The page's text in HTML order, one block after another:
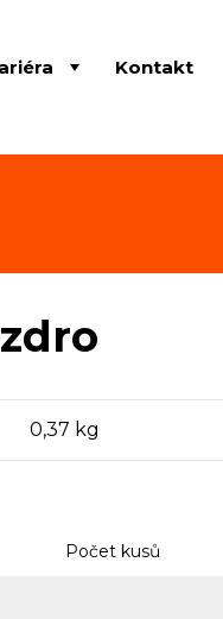
Kontakt
0,37 kg
Počet kusů